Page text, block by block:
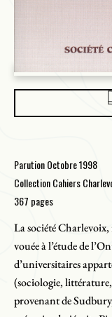
Parution Octobre 1998
Collection Cahiers
367 pages
La société
vouée à l’étude de
d’universitaires
(sociologie,
provenant de